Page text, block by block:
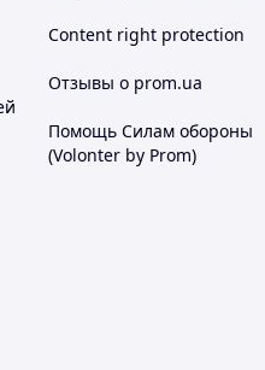
Content right protection
Отзывы о prom.ua
Помощь Силам обороны
(Volonter by Prom)